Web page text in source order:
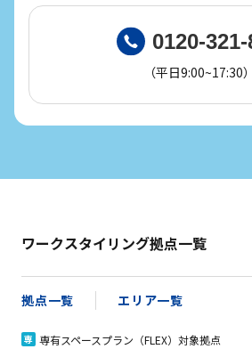
0120-
（平日9:00~17:30）
ワークスタイリング拠点一覧
拠点一覧 エリア一覧
専 専有スペースプラン（FLEX）対象拠点